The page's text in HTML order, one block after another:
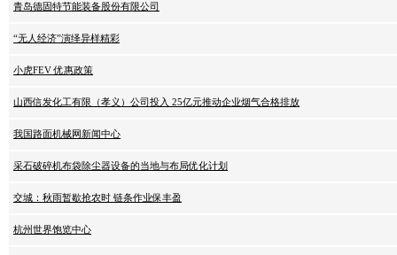
青岛德固特节能装备股份有限公司
“无人经济”演绎异样精彩
小虎FEV 优惠政策
山西信发化工有限（孝义）公司投入 25亿元推动企业烟气合格排放
我国路面机械网新闻中心
采石破碎机布袋除尘器设备的当地与布局优化计划
交城：秋雨暂歇抢农时 链条作业保丰盈
杭州世界饱览中心